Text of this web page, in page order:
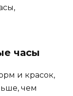
часы
и красок,
чем